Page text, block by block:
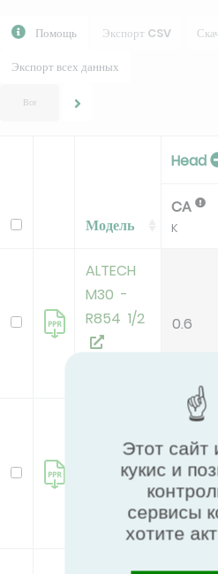
Помощь Экспорт CSV
Экспорт всех данных
Все
Модель
Head
CA
K
ALTECH
M30 -
R854 1/2
0.6
M30 -
R854 1/2
0.6
Этот сайт
кукис и
сервисы
хотите